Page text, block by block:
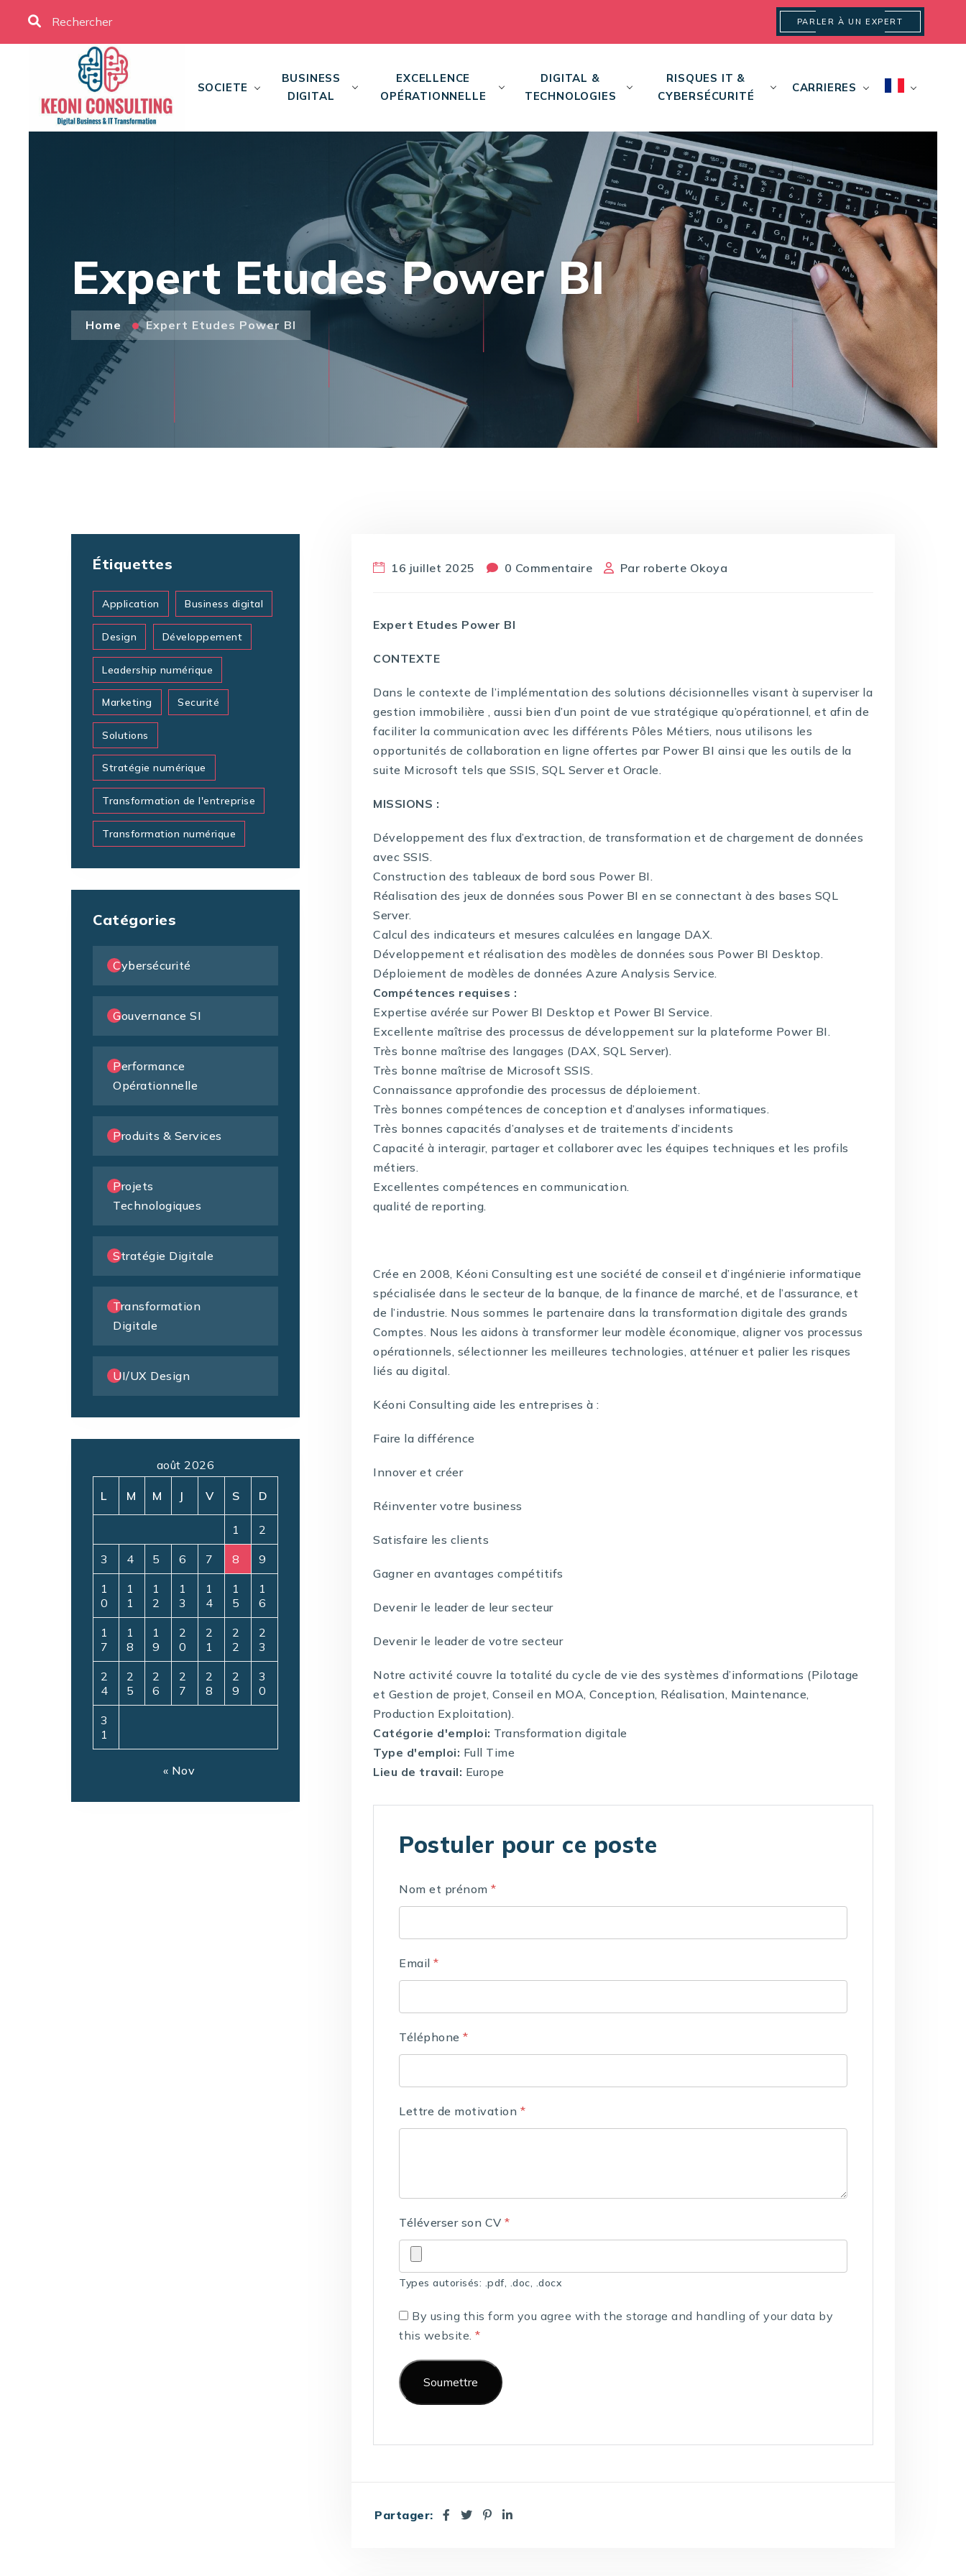
PARLER À UN EXPERT
SOCIETE
BUSINESS
DIGITAL
EXCELLENCE
OPÉRATIONNELLE
DIGITAL &
TECHNOLOGIES
RISQUES IT &
CYBERSÉCURITÉ
CARRIERES
Expert Etudes Power BI
Home Expert Etudes Power BI
16 juillet 2025 0 Commentaire Par roberte Okoya
Expert Etudes Power BI
CONTEXTE
Dans le contexte de l’implémentation des solutions décisionnelles visant à superviser la
gestion immobilière , aussi bien d’un point de vue stratégique qu’opérationnel, et afin de
faciliter la communication avec les différents Pôles Métiers, nous utilisons les
opportunités de collaboration en ligne offertes par Power BI ainsi que les outils de la
suite Microsoft tels que SSIS, SQL Server et Oracle.
MISSIONS :
Développement des flux d’extraction, de transformation et de chargement de données
avec SSIS.
Construction des tableaux de bord sous Power BI.
Réalisation des jeux de données sous Power BI en se connectant à des bases SQL
Server.
Calcul des indicateurs et mesures calculées en langage DAX.
Développement et réalisation des modèles de données sous Power BI Desktop.
Déploiement de modèles de données Azure Analysis Service.
Compétences requises :
Expertise avérée sur Power BI Desktop et Power BI Service.
Excellente maîtrise des processus de développement sur la plateforme Power BI.
Très bonne maîtrise des langages (DAX, SQL Server).
Très bonne maîtrise de Microsoft SSIS.
Connaissance approfondie des processus de déploiement.
Très bonnes compétences de conception et d’analyses informatiques.
Très bonnes capacités d’analyses et de traitements d’incidents
Capacité à interagir, partager et collaborer avec les équipes techniques et les profils
métiers.
Excellentes compétences en communication.
qualité de reporting.
Crée en 2008, Kéoni Consulting est une société de conseil et d’ingénierie informatique
spécialisée dans le secteur de la banque, de la finance de marché, et de l’assurance, et
de l’industrie. Nous sommes le partenaire dans la transformation digitale des grands
Comptes. Nous les aidons à transformer leur modèle économique, aligner vos processus
opérationnels, sélectionner les meilleures technologies, atténuer et palier les risques
liés au digital.
Kéoni Consulting aide les entreprises à :
Faire la différence
Innover et créer
Réinventer votre business
Satisfaire les clients
Gagner en avantages compétitifs
Devenir le leader de leur secteur
Devenir le leader de votre secteur
Notre activité couvre la totalité du cycle de vie des systèmes d’informations (Pilotage
et Gestion de projet, Conseil en MOA, Conception, Réalisation, Maintenance,
Production Exploitation).
Catégorie d'emploi: Transformation digitale
Type d'emploi: Full Time
Lieu de travail: Europe
Postuler pour ce poste
Nom et prénom*
Email*
Téléphone*
Lettre de motivation *
Téléverser son CV*
Types autorisés: .pdf, .doc, .docx
By using this form you agree with the storage and handling of your data by
this website.*
Partager:
Étiquettes
Application Business digital
Design Développement
Leadership numérique
Marketing Securité
Solutions
Stratégie numérique
Transformation de l'entreprise
Transformation numérique
Catégories
Cybersécurité
Gouvernance SI
Performance
Opérationnelle
Produits & Services
Projets
Technologiques
Stratégie Digitale
Transformation
Digitale
UI/UX Design
août 2026
L M M J V S D
1 2
3 4 5 6 7 8 9
1
0
1
1
1
2
1
3
1
4
1
5
1
6
1
7
1
8
1
9
2
0
2
1
2
2
2
3
2
4
2
5
2
6
2
7
2
8
2
9
3
0
3
1
« Nov